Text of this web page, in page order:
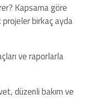
Kapsama göre
birkaç ayda
ve raporlarla
düzenli bakım ve